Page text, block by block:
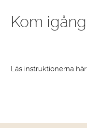
Kom igång
Läs instruktionerna här